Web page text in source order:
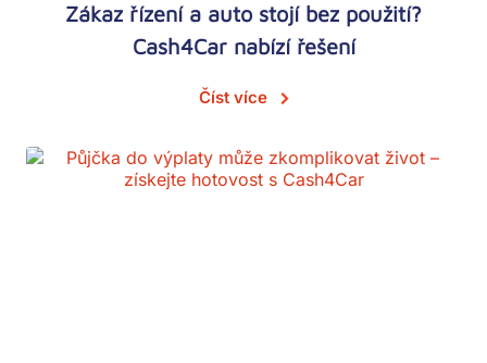
Zákaz řízení a auto stojí bez použití?
Cash4Car nabízí řešení
Číst více